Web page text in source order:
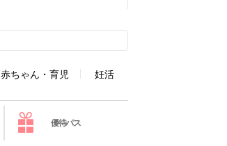
赤ちゃん・育児 妊活
優待パス